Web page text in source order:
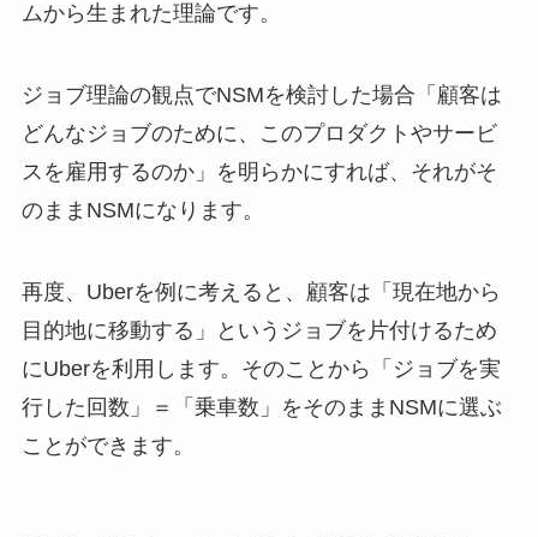
ムから生まれた理論です。
ジョブ理論の観点でNSMを検討した場合「顧客は
どんなジョブのために、このプロダクトやサービ
スを雇用するのか」を明らかにすれば、それがそ
のままNSMになります。
再度、Uberを例に考えると、顧客は「現在地から
目的地に移動する」というジョブを片付けるため
にUberを利用します。そのことから「ジョブを実
行した回数」＝「乗車数」をそのままNSMに選ぶ
ことができます。